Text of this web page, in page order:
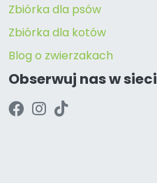
Zbiórka dla psów
Zbiórka dla kotów
Blog o zwierzakach
Obserwuj nas w sieci